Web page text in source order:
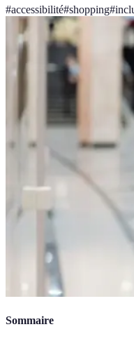
#accessibilité#shopping#
Sommaire